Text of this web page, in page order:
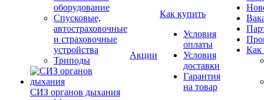
оборудование
Спусковые,
автостраховочные
и страховочные
устройства
Триподы
СИЗ органов дыхания
Акции
Как купить
Условия
оплаты
Условия
доставки
Гарантия
на товар
Как